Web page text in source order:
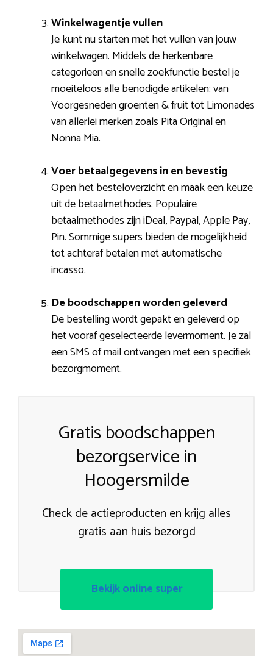
Winkelwagentje vullen
Je kunt nu starten met het vullen van jouw
winkelwagen. Middels de herkenbare
categorieën en snelle zoekfunctie bestel je
moeiteloos alle benodigde artikelen: van
Voorgesneden groenten & fruit tot Limonades
van allerlei merken zoals Pita Original en
Nonna Mia.
Voer betaalgegevens in en bevestig
Open het besteloverzicht en maak een keuze
uit de betaalmethodes. Populaire
betaalmethodes zijn iDeal, Paypal, Apple Pay,
Pin. Sommige supers bieden de mogelijkheid
tot achteraf betalen met automatische
incasso.
De boodschappen worden geleverd
De bestelling wordt gepakt en geleverd op
het vooraf geselecteerde levermoment. Je zal
een SMS of mail ontvangen met een specifiek
bezorgmoment.
Gratis boodschappen
bezorgservice in
Hoogersmilde
Check de actieproducten en krijg alles
gratis aan huis bezorgd
Bekijk online super